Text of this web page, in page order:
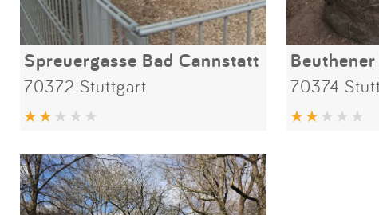
Spreuergasse Bad Cannstatt
70372 Stuttgart 70374